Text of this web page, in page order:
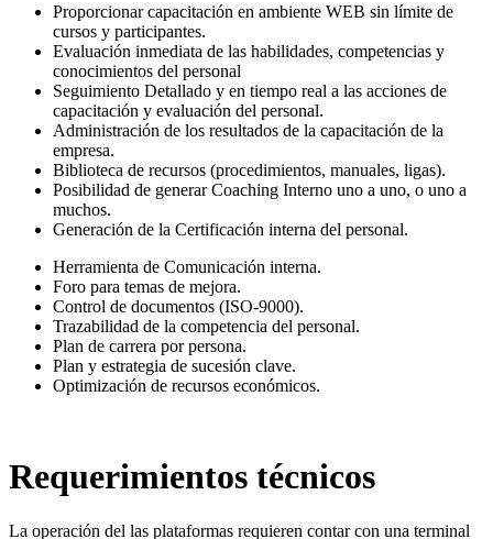
Proporcionar capacitación en ambiente WEB sin límite de
cursos y participantes.
Evaluación inmediata de las habilidades, competencias y
conocimientos del personal
Seguimiento Detallado y en tiempo real a las acciones de
capacitación y evaluación del personal.
Administración de los resultados de la capacitación de la
empresa.
Biblioteca de recursos (procedimientos, manuales, ligas).
Posibilidad de generar Coaching Interno uno a uno, o uno a
muchos.
Generación de la Certificación interna del personal.
Herramienta de Comunicación interna.
Foro para temas de mejora.
Control de documentos (ISO-9000).
Trazabilidad de la competencia del personal.
Plan de carrera por persona.
Plan y estrategia de sucesión clave.
Optimización de recursos económicos.
Requerimientos técnicos
La operación del las plataformas requieren contar con una terminal